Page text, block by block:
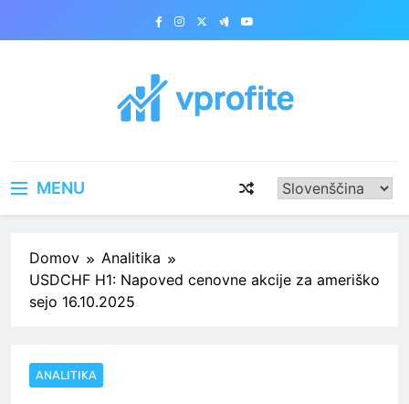
MENU
Domov
Analitika
USDCHF H1: Napoved cenovne akcije za ameriško
sejo 16.10.2025
ANALITIKA